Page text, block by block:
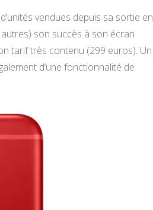
vendues depuis sa sortie en
son succès à son écran
tarif très contenu (299 euros). Un
d’une fonctionnalité de